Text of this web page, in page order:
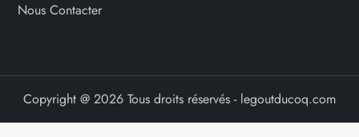
Nous Contacter
Copyright @ 2026 Tous droits réservés - legoutducoq.com